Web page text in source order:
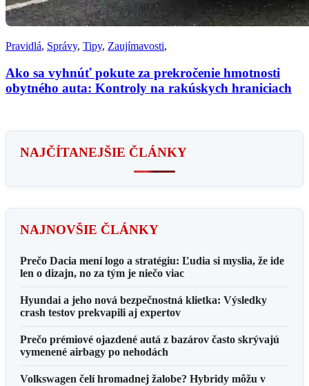
Pravidlá, Správy, Tipy, Zaujímavosti,
Ako sa vyhnúť pokute za prekročenie hmotnosti
obytného auta: Kontroly na rakúskych hraniciach
NAJČÍTANEJŠIE ČLÁNKY
NAJNOVŠIE ČLÁNKY
Prečo Dacia mení logo a stratégiu: Ľudia si myslia, že ide
len o dizajn, no za tým je niečo viac
Hyundai a jeho nová bezpečnostná klietka: Výsledky
crash testov prekvapili aj expertov
Prečo prémiové ojazdené autá z bazárov často skrývajú
vymenené airbagy po nehodách
Volkswagen čelí hromadnej žalobe? Hybridy môžu v